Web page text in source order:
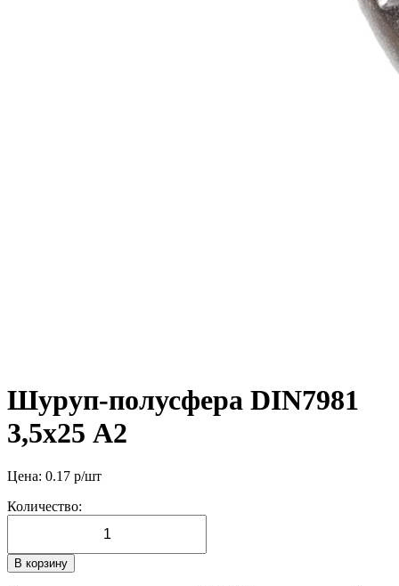
Шуруп-полусфера DIN7981
3,5х25 А2
Цена: 0.17 р/шт
Количество:
В корзину